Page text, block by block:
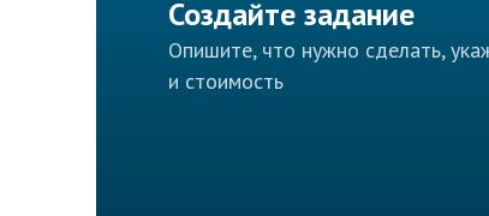
Создайте задание
Опишите, что нужно сделать,
и стоимость